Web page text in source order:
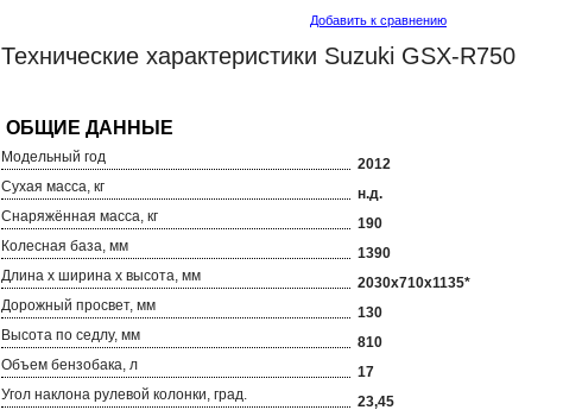
Добавить к сравнению
Технические характеристики Suzuki GSX-R750
Модельный год
2012
Сухая масса, кг
н.д.
Снаряжённая масса, кг
190
Колесная база, мм
1390
Длина х ширина х высота, мм
2030х710х1135*
Дорожный просвет, мм
130
Высота по седлу, мм
810
Объем бензобака, л
17
Угол наклона рулевой колонки, град.
23,45